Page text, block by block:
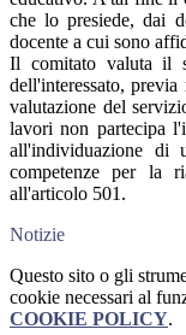
che lo presiede, dai
docente a cui sono
Il comitato valuta il
dell'interessato,
valutazione del
lavori non partecipa
all'individuazione di
competenze per la
all'articolo 501.
Notizie
Questo sito o gli
cookie necessari al
COOKIE POLICY.